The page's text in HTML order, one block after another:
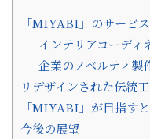
「MIYABI」のサービ
インテリアコーディ
企業のノベルティ製
リデザインされた伝統
「MIYABI」が目指す
今後の展望